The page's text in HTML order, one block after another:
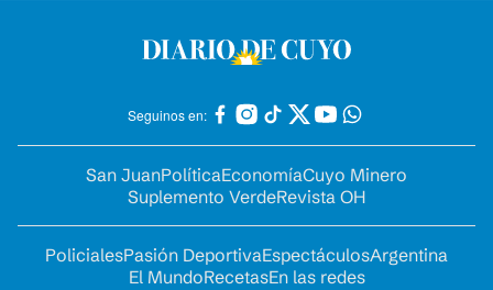
Seguinos en:
San JuanPolíticaEconomíaCuyo Minero
Suplemento VerdeRevista OH
PolicialesPasión DeportivaEspectáculosArgentina
El MundoRecetasEn las redes